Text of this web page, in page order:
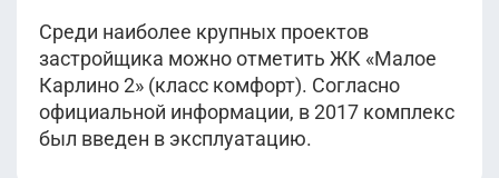
Среди наиболее крупных проектов
застройщика можно отметить ЖК «Малое
Карлино 2» (класс комфорт). Согласно
официальной информации, в 2017 комплекс
был введен в эксплуатацию.